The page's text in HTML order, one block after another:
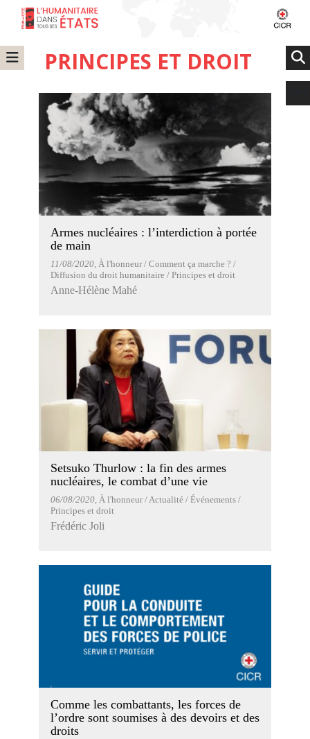
PRINCIPES ET DROIT
Armes nucléaires : l’interdiction à portée
de main
11/08/2020, À l'honneur / Comment ça marche ? /
Diffusion du droit humanitaire / Principes et droit
Anne-Hélène Mahé
Setsuko Thurlow : la fin des armes
nucléaires, le combat d’une vie
06/08/2020, À l'honneur / Actualité / Événements /
Principes et droit
Frédéric Joli
Comme les combattants, les forces de
l’ordre sont soumises à des devoirs et des
droits